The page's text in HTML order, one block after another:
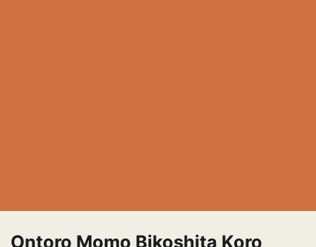
Ontoro Momo Bikoshita Koro